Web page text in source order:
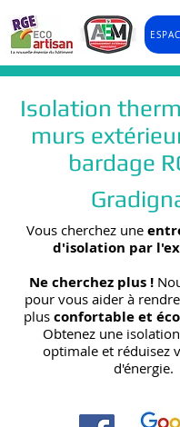
Isolation
murs
bardage
Vous cherchez une
d'isolation par
Ne cherchez plus !
pour vous aider à
plus confortable et
Obtenez une
optimale et réduisez
d'énergie.